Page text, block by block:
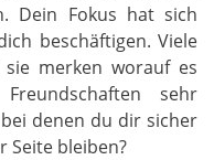
Dein Fokus hat sich
beschäftigen. Viele
merken worauf es
sehr
denen du dir sicher
Seite bleiben?